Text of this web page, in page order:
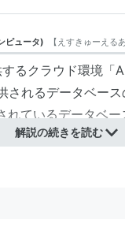
ピュータ) 【 えすきゅーえる
るクラウド環境「
れるデータベース
れているデータベ
のSimpleDBに代表
解説の続きを読む